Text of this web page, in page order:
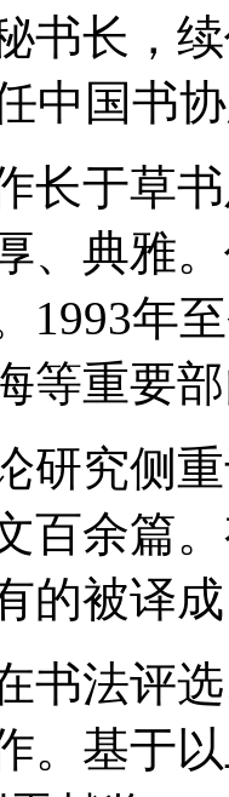
书长，
中国书
长于草
、典雅
1993年
等重要
研究侧
百余篇
的被译
书法评
。基于